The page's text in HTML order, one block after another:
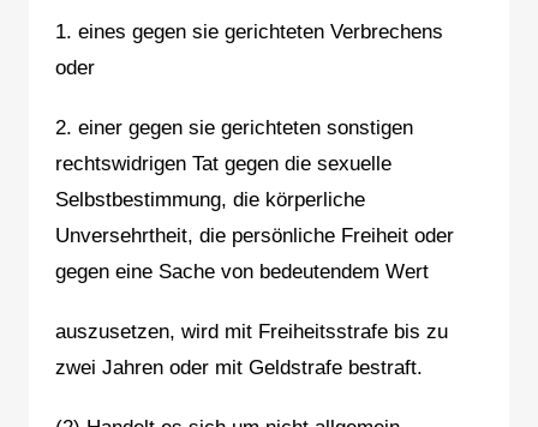
1. eines gegen sie gerichteten Verbrechens
oder
2. einer gegen sie gerichteten sonstigen
rechtswidrigen Tat gegen die sexuelle
Selbstbestimmung, die körperliche
Unversehrtheit, die persönliche Freiheit oder
gegen eine Sache von bedeutendem Wert
auszusetzen, wird mit Freiheitsstrafe bis zu
zwei Jahren oder mit Geldstrafe bestraft.